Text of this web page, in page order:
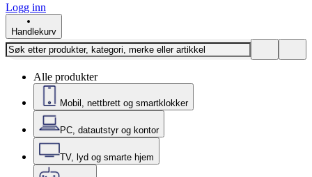
Logg inn
Handlekurv
Alle produkter
Mobil, nettbrett og smartklokker
PC, datautstyr og kontor
TV, lyd og smarte hjem